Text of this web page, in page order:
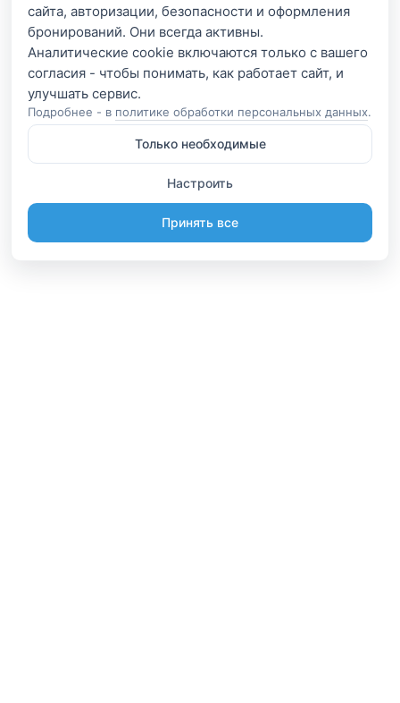
сайта, авторизации, безопасности и оформления
бронирований. Они всегда активны.
Аналитические cookie включаются только с вашего
согласия - чтобы понимать, как работает сайт, и
Подробнее - в политике обработки персональных данных.
Только необходимые
Настроить
Принять все